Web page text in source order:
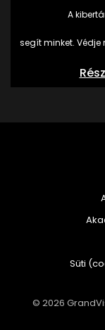
A
segít minket.
© 2026
Süti